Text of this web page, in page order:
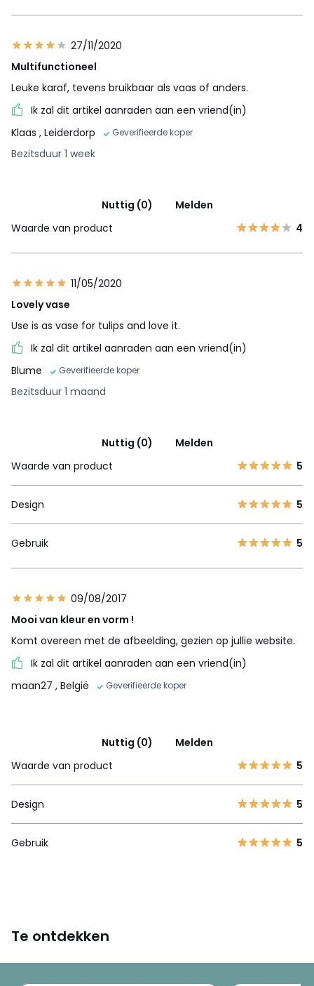
27/11/2020
Multifunctioneel
Leuke karaf, tevens bruikbaar als vaas of anders.
Ik zal dit artikel aanraden aan een vriend(in)
Klaas , Leiderdorp Geverifieerde koper
Bezitsduur 1 week
Nuttig (0)
Melden
Waarde van product
4
11/05/2020
Lovely vase
Use is as vase for tulips and love it.
Ik zal dit artikel aanraden aan een vriend(in)
Blume
Geverifieerde koper
Bezitsduur 1 maand
Nuttig (0)
Melden
Waarde van product
5
Design 5
Gebruik 5
09/08/2017
Mooi van kleur en vorm !
Komt overeen met de afbeelding, gezien op jullie website.
Ik zal dit artikel aanraden aan een vriend(in)
maan27 , België Geverifieerde koper
Nuttig (0)
Melden
Waarde van product
5
Design 5
Gebruik 5
Te ontdekken